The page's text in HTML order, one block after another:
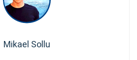
Mikael Sollu